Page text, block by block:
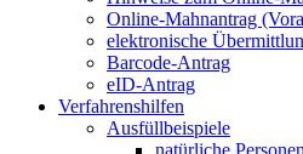
Online-Mahnantrag
elektronische
Barcode-Antrag
eID-Antrag
Verfahrenshilfen
Ausfüllbeispiele
natürliche